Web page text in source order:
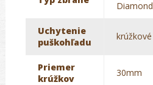
Diamond
Uchytenie
puškohľadu
krúžkové
Priemer
krúžkov
30mm